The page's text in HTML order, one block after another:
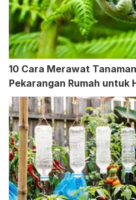
10 Cara Merawat
Pekarangan Rumah untuk